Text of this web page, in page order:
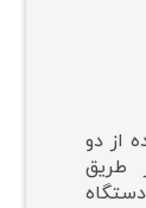
از دو
از طریق